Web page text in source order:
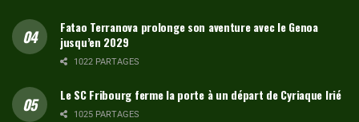
Fatao Terranova prolonge son aventure avec le Genoa
jusqu’en 2029
1022 PARTAGES
Le SC Fribourg ferme la porte à un départ de Cyriaque Irié
1025 PARTAGES